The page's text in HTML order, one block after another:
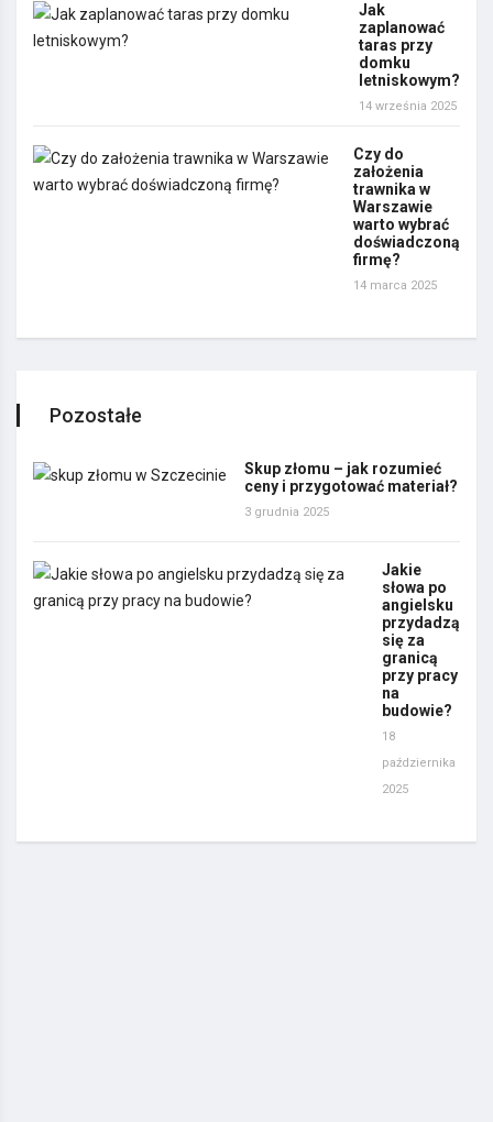
Jak
zaplanować
taras przy
domku
letniskowym?
14 września 2025
Czy do
założenia
trawnika w
Warszawie
warto wybrać
doświadczoną
firmę?
14 marca 2025
Pozostałe
Skup złomu – jak rozumieć
ceny i przygotować materiał?
3 grudnia 2025
Jakie
słowa po
angielsku
przydadzą
się za
granicą
przy pracy
na
budowie?
18
października
2025